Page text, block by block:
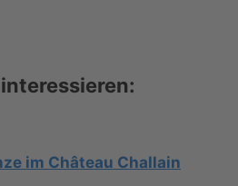
im Château Challain